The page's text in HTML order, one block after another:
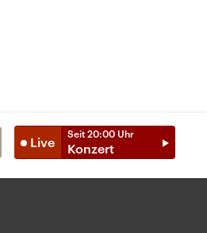
Live
Seit 20:00 Uhr
Konzert